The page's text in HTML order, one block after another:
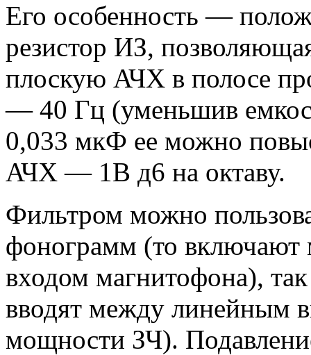
Его особенность —
резистор ИЗ,
плоскую АЧХ в полосе
— 40 Гц (уменьшив
0,033 мкФ ее можно
АЧХ — 1В д6 на октаву.
Фильтром можно
фонограмм (то включают
входом магнитофона),
вводят между линейным
мощности ЗЧ).